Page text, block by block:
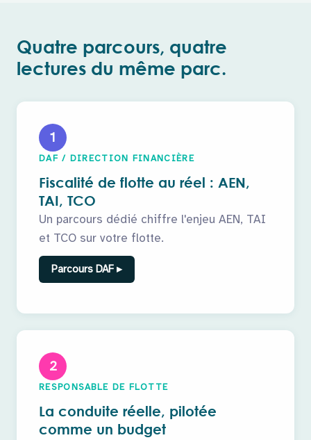
Quatre parcours, quatre
lectures du même parc.
1
DAF / DIRECTION FINANCIÈRE
Fiscalité de flotte au réel : AEN,
TAI, TCO
Un parcours dédié chiffre l'enjeu AEN, TAI
et TCO sur votre flotte.
Parcours DAF ▸
2
RESPONSABLE DE FLOTTE
La conduite réelle, pilotée
comme un budget